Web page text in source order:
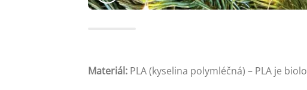
Materiál: PLA (kyselina polymléčná) – PLA je